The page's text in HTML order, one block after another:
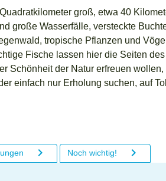
groß, etwa 40
große Wasserfälle, versteckte
tropische Pflanzen und
Fische lassen hier die Seiten des
Schönheit der Natur erfreuen
einfach nur Erholung suchen, auf
Noch wichtig!